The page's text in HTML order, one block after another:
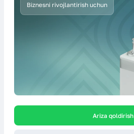
Biznesni rivojlantirish uchun
Ariza qoldirish